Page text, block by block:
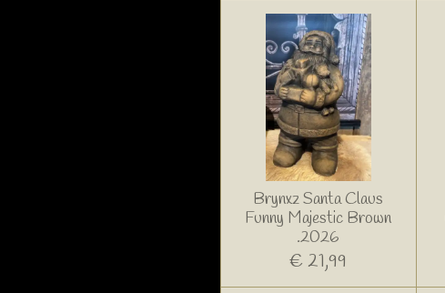
Brynxz Santa Claus
Funny Majestic Brown
.2026
€ 21,99